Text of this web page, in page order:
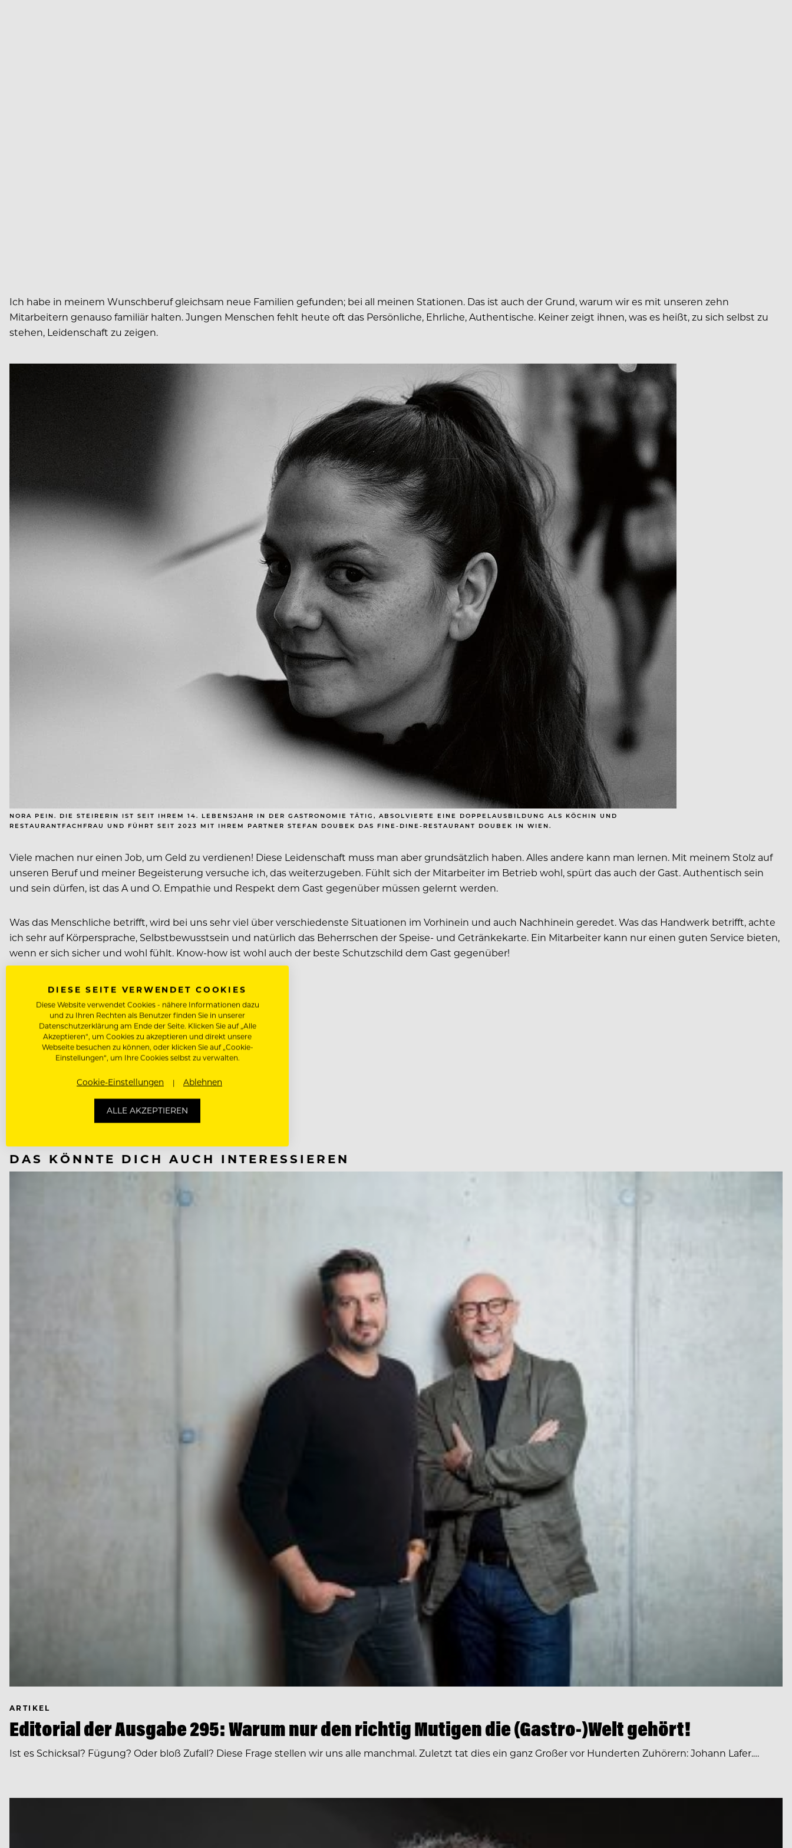
Ich habe in meinem Wunschberuf gleichsam neue Familien gefunden; bei all meinen Stationen. Das ist auch der Grund, warum wir es mit unseren zehn
Mitarbeitern genauso familiär halten. Jungen Menschen fehlt heute oft das Persönliche, Ehrliche, Authentische. Keiner zeigt ihnen, was es heißt, zu sich selbst zu
stehen, Leidenschaft zu zeigen.
NORA PEIN. DIE STEIRERIN IST SEIT IHREM 14. LEBENSJAHR IN DER GASTRONOMIE TÄTIG, ABSOLVIERTE EINE DOPPELAUSBILDUNG ALS KÖCHIN UND
RESTAURANTFACHFRAU UND FÜHRT SEIT 2023 MIT IHREM PARTNER STEFAN DOUBEK DAS FINE-DINE-RESTAURANT DOUBEK IN WIEN.
Viele machen nur einen Job, um Geld zu verdienen! Diese Leidenschaft muss man aber grundsätzlich haben. Alles andere kann man lernen. Mit meinem Stolz auf
unseren Beruf und meiner Begeisterung versuche ich, das weiterzugeben. Fühlt sich der Mitarbeiter im Betrieb wohl, spürt das auch der Gast. Authentisch sein
und sein dürfen, ist das A und O. Empathie und Respekt dem Gast gegenüber müssen gelernt werden.
Was das Menschliche betrifft, wird bei uns sehr viel über verschiedenste Situationen im Vorhinein und auch Nachhinein geredet. Was das Handwerk betrifft, achte
ich sehr auf Körpersprache, Selbstbewusstsein und natürlich das Beherrschen der Speise- und Getränkekarte. Ein Mitarbeiter kann nur einen guten Service bieten,
wenn er sich sicher und wohl fühlt. Know-how ist wohl auch der beste Schutzschild dem Gast gegenüber!
KOLUMNE NORA PEIN SOMMELIER
VORHERIGER ARTIKEL
DAS KÖNNTE DICH AUCH INTERESSIEREN
ARTIKEL
Editorial der Ausgabe 295: Warum nur den richtig Mutigen die (Gastro-)Welt gehört!
Ist es Schicksal? Fügung? Oder bloß Zufall? Diese Frage stellen wir uns alle manchmal. Zuletzt tat dies ein ganz Großer vor Hunderten Zuhörern: Johann Lafer.…
DIESE SEITE VERWENDET COOKIES
Diese Website verwendet Cookies - nähere Informationen dazu
und zu Ihren Rechten als Benutzer finden Sie in unserer
Datenschutzerklärung am Ende der Seite. Klicken Sie auf „Alle
Akzeptieren“, um Cookies zu akzeptieren und direkt unsere
Webseite besuchen zu können, oder klicken Sie auf „Cookie-
Einstellungen“, um Ihre Cookies selbst zu verwalten.
Cookie-Einstellungen Ablehnen
ALLE AKZEPTIEREN